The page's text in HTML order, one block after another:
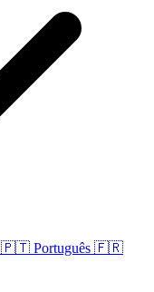
🇵🇹 Português 🇫🇷